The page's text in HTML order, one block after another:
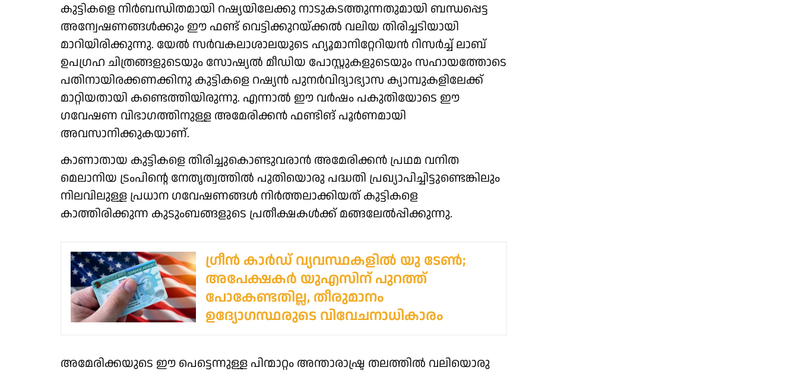
കുട്ടികളെ നിർബന്ധിതമായി റഷ്യയിലേക്കു നാടുകടത്തുന്നതുമായി ബന്ധപ്പെട്ട
അന്വേഷണങ്ങൾക്കും ഈ ഫണ്ട് വെട്ടിക്കുറയ്ക്കൽ വലിയ തിരിച്ചടിയായി
മാറിയിരിക്കുന്നു. യേൽ സർവകലാശാലയുടെ ഹ്യൂമാനിറ്റേറിയൻ റിസർച്ച് ലാബ്
ഉപഗ്രഹ ചിത്രങ്ങളുടെയും സോഷ്യൽ മീഡിയ പോസ്റ്റുകളുടെയും സഹായത്തോടെ
പതിനായിരക്കണക്കിനു കുട്ടികളെ റഷ്യൻ പുനർവിദ്യാഭ്യാസ ക്യാമ്പുകളിലേക്ക്
മാറ്റിയതായി കണ്ടെത്തിയിരുന്നു. എന്നാൽ ഈ വർഷം പകുതിയോടെ ഈ
ഗവേഷണ വിഭാഗത്തിനുള്ള അമേരിക്കൻ ഫണ്ടിങ് പൂർണമായി
അവസാനിക്കുകയാണ്.
കാണാതായ കുട്ടികളെ തിരിച്ചുകൊണ്ടുവരാൻ അമേരിക്കൻ പ്രഥമ വനിത
മെലാനിയ ട്രംപിന്റെ നേതൃത്വത്തിൽ പുതിയൊരു പദ്ധതി പ്രഖ്യാപിച്ചിട്ടുണ്ടെങ്കിലും
നിലവിലുള്ള പ്രധാന ഗവേഷണങ്ങൾ നിർത്തലാക്കിയത് കുട്ടികളെ
കാത്തിരിക്കുന്ന കുടുംബങ്ങളുടെ പ്രതീക്ഷകൾക്ക് മങ്ങലേൽപ്പിക്കുന്നു.
ഗ്രീന്‍ കാര്‍ഡ് വ്യവസ്ഥകളില്‍ യു ടേണ്‍;
അപേക്ഷകര്‍ യുഎസിന് പുറത്ത്
പോകേണ്ടതില്ല, തീരുമാനം
ഉദ്യോഗസ്ഥരുടെ വിവേചനാധികാരം
അമേരിക്കയുടെ ഈ പെട്ടെന്നുള്ള പിന്മാറ്റം അന്താരാഷ്ട്ര തലത്തിൽ വലിയൊരു